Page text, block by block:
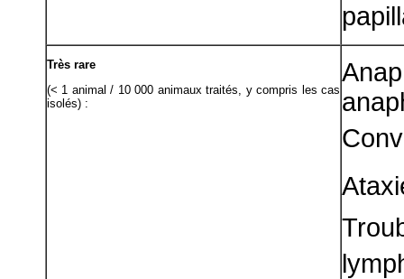
Très rare
(< 1 animal / 10 000 animaux traités, y compris les cas
isolés) :